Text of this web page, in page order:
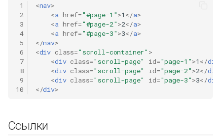
1
2
3
4
5
6
7
8
9
10
<nav>
<a href="#page-1">1 </a>
<a href="#page-2">2</a>
<a href="#page-3">3</a>
</nav>
<div class="scroll-container" >
<div class="scroll-page" id="page-1">1 </div
<div class="scroll-page" id="page-2">2</div
<div class="scroll-page" id="page-3">3</div
</div>
Ссылки